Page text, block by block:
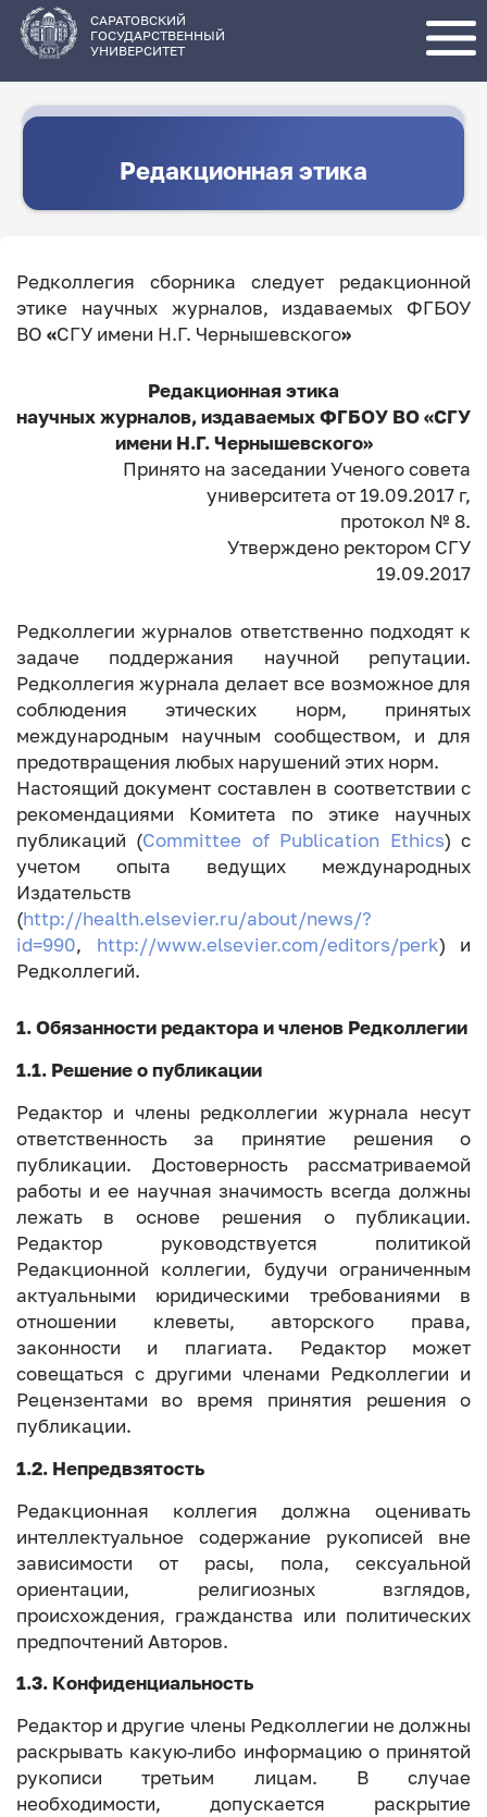
основному
содержанию
САРАТОВСКИЙ
ГОСУДАРСТВЕННЫЙ
УНИВЕРСИТЕТ
Редакционная этика
Редколлегия сборника следует редакционной
этике научных журналов, издаваемых ФГБОУ
ВО «СГУ имени Н.Г. Чернышевского»
Редакционная этика
научных журналов, издаваемых ФГБОУ ВО «СГУ
имени Н.Г. Чернышевского»
Принято на заседании Ученого совета
университета от 19.09.2017 г,
протокол № 8.
Утверждено ректором СГУ
19.09.2017
Редколлегии журналов ответственно подходят к
задаче поддержания научной репутации.
Редколлегия журнала делает все возможное для
соблюдения этических норм, принятых
международным научным сообществом, и для
предотвращения любых нарушений этих норм.
Настоящий документ составлен в соответствии с
рекомендациями Комитета по этике научных
публикаций (Committee of Publication Ethics) с
учетом опыта ведущих международных
Издательств
(http://health.elsevier.ru/about/news/?
id=990, http://www.elsevier.com/editors/perk) и
Редколлегий.
1. Обязанности редактора и членов Редколлегии
1.1. Решение о публикации
Редактор и члены редколлегии журнала несут
ответственность за принятие решения о
публикации. Достоверность рассматриваемой
работы и ее научная значимость всегда должны
лежать в основе решения о публикации.
Редактор руководствуется политикой
Редакционной коллегии, будучи ограниченным
актуальными юридическими требованиями в
отношении клеветы, авторского права,
законности и плагиата. Редактор может
совещаться с другими членами Редколлегии и
Рецензентами во время принятия решения о
публикации.
1.2. Непредвзятость
Редакционная коллегия должна оценивать
интеллектуальное содержание рукописей вне
зависимости от расы, пола, сексуальной
ориентации, религиозных взглядов,
происхождения, гражданства или политических
предпочтений Авторов.
1.3. Конфиденциальность
Редактор и другие члены Редколлегии не должны
раскрывать какую-либо информацию о принятой
рукописи третьим лицам. В случае
необходимости, допускается раскрытие